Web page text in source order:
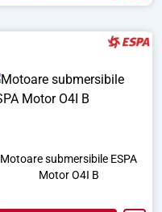
Motoare submersibile ESPA
Motor O4I B